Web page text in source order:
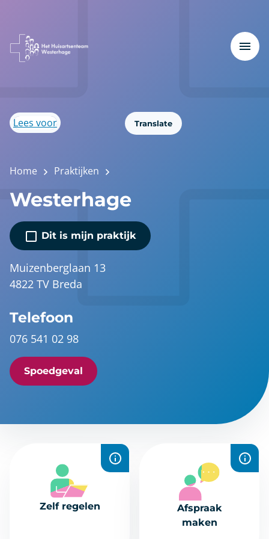
Lees voor Translate
Home Praktijken
Westerhage
Dit is mijn praktijk
Muizenberglaan 13
4822 TV Breda
Telefoon
076 541 02 98
Spoedgeval
Zelf regelen
Recepten
aanvragen,
uitslagen
Afspraak
maken
Plan snel en
eenvoudig een
afspraak online.